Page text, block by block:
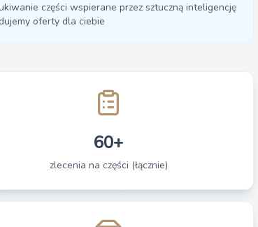
części wspierane przez sztuczną inteligencję
oferty dla ciebie
60+
zlecenia na części (łącznie)